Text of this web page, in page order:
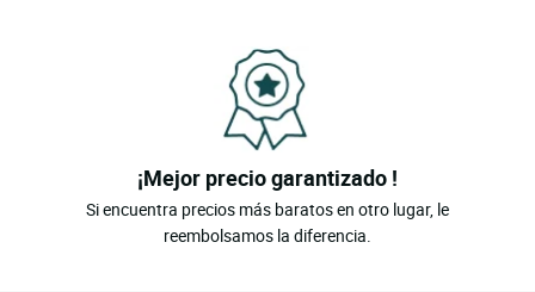
¡Mejor precio garantizado !
Si encuentra precios más baratos en otro lugar, le
reembolsamos la diferencia.